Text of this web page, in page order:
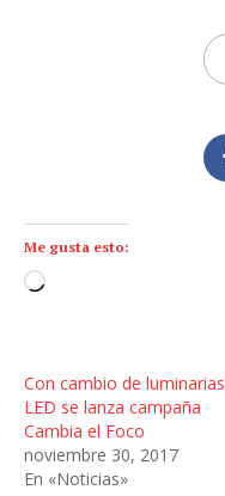
Me gusta esto:
C
a
n
d
o
Con cambio de luminarias
LED se lanza campaña
Cambia el Foco
noviembre 30, 2017
En «Noticias»